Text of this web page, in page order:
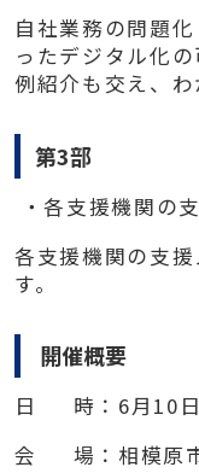
自社業務の問題
ったデジタル化
例紹介も交え、わ
第3部
・各支援機関の
各支援機関の支
す。
開催概要
日 時： 6月 10 日
会
場：相模原